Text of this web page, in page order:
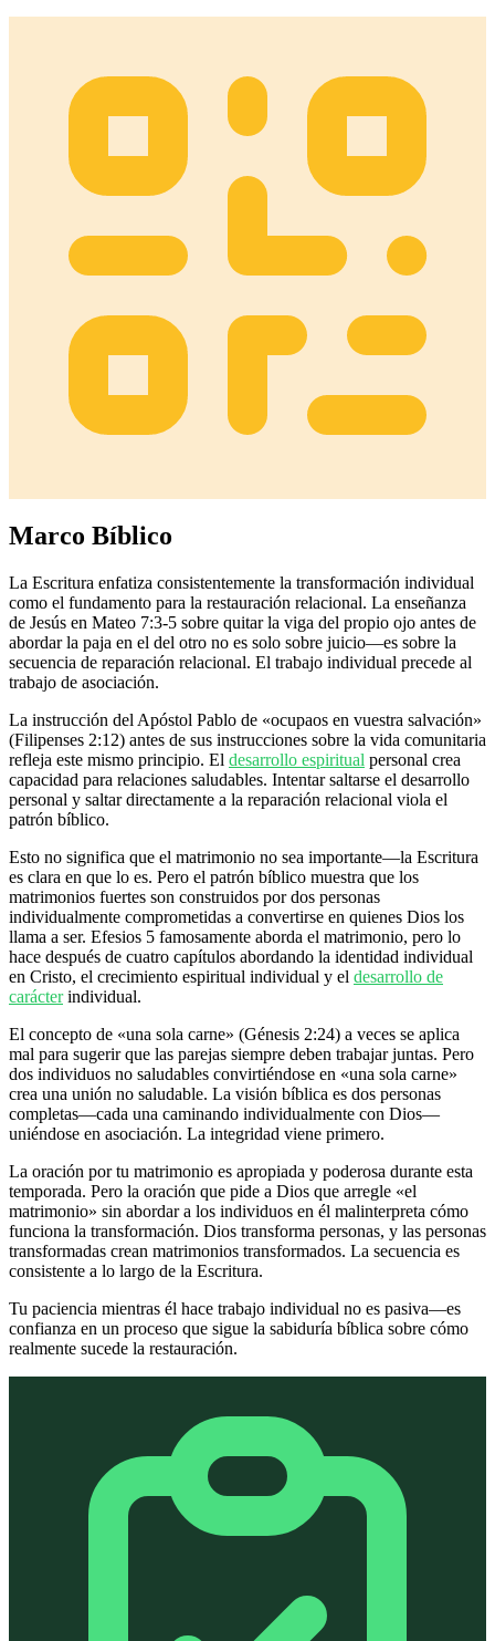
Marco Bíblico
La Escritura enfatiza consistentemente la transformación individual
como el fundamento para la restauración relacional. La enseñanza
de Jesús en Mateo 7:3-5 sobre quitar la viga del propio ojo antes de
abordar la paja en el del otro no es solo sobre juicio—es sobre la
secuencia de reparación relacional. El trabajo individual precede al
trabajo de asociación.
La instrucción del Apóstol Pablo de «ocupaos en vuestra salvación»
(Filipenses 2:12) antes de sus instrucciones sobre la vida comunitaria
refleja este mismo principio. El desarrollo espiritual personal crea
capacidad para relaciones saludables. Intentar saltarse el desarrollo
personal y saltar directamente a la reparación relacional viola el
patrón bíblico.
Esto no significa que el matrimonio no sea importante—la Escritura
es clara en que lo es. Pero el patrón bíblico muestra que los
matrimonios fuertes son construidos por dos personas
individualmente comprometidas a convertirse en quienes Dios los
llama a ser. Efesios 5 famosamente aborda el matrimonio, pero lo
hace después de cuatro capítulos abordando la identidad individual
en Cristo, el crecimiento espiritual individual y el desarrollo de
carácterindividual.
El concepto de «una sola carne» (Génesis 2:24) a veces se aplica
mal para sugerir que las parejas siempre deben trabajar juntas. Pero
dos individuos no saludables convirtiéndose en «una sola carne»
crea una unión no saludable. La visión bíblica es dos personas
completas—cada una caminando individualmente con Dios—
uniéndose en asociación. La integridad viene primero.
La oración por tu matrimonio es apropiada y poderosa durante esta
temporada. Pero la oración que pide a Dios que arregle «el
matrimonio» sin abordar a los individuos en él malinterpreta cómo
funciona la transformación. Dios transforma personas, y las personas
transformadas crean matrimonios transformados. La secuencia es
consistente a lo largo de la Escritura.
Tu paciencia mientras él hace trabajo individual no es pasiva—es
confianza en un proceso que sigue la sabiduría bíblica sobre cómo
realmente sucede la restauración.